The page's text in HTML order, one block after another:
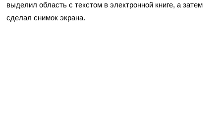
выделил область с текстом в электронной книге, а затем
сделал снимок экрана.